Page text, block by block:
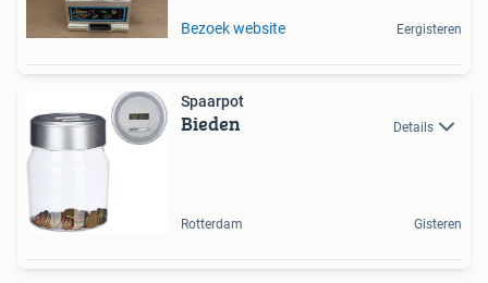
Bezoek website Eergisteren
Spaarpot
Bieden Details
Rotterdam Gisteren